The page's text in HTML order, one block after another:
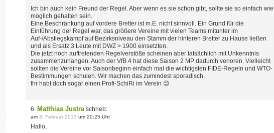
Ich bin auch kein Freund der Regel. Aber wenn es sie schon gibt, sollte sie so einfach wie
möglich gehalten sein.
Eine Beschränkung auf vordere Bretter ist m.E. nicht sinnvoll. Ein Grund für die
Einführung der Regel war, das größere Vereine mit vielen Teams mitunter im
Auf-/Abstiegskampf auf Bezirksniveau den Stamm der hinteren Bretter zu Hause ließen
und als Ersatz 3 Leute mit DWZ > 1900 einsetzten.
Die jetzt noch auftretenden Regelverstöße scheinen aber tatsächlich mit Unkenntnis
zusammenzuhängen. Auch der VfB 4 hat diese Saison 2 MP dadurch verloren. Vielleicht
sollten die Vereine vor Saisonbeginn einfach mal die wichtigsten FIDE-Regeln und WTO-
Bestimmungen schulen. Wir machen das zumindest sporadisch.
Ihr habt doch sogar einen Profi-SchiRi im Verein 😉
6. Matthias Justraschrieb:
am 3. Februar 2013 um 20:25 Uhr
Hallo,